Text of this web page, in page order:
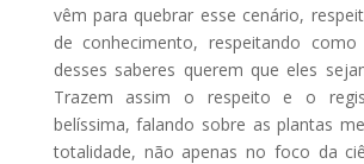
vêm para quebrar esse cenário,
de conhecimento, respeitando
desses saberes querem que eles
Trazem assim o respeito e o
belíssima, falando sobre as plantas
totalidade, não apenas no foco da